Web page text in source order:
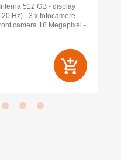
512 GB - display
Hz) - 3 x fotocamere
camera 18 Megapixel -